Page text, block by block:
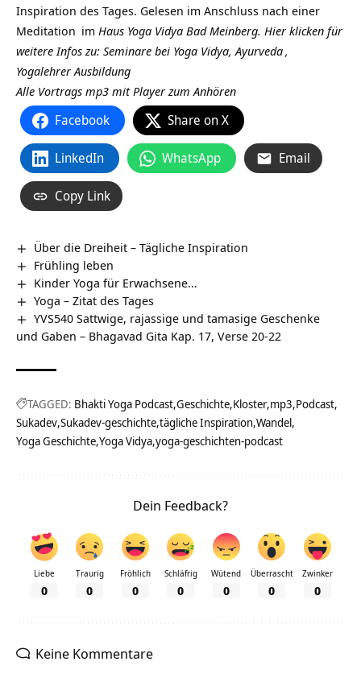
Inspiration des Tages. Gelesen im Anschluss nach einer
Meditation im Haus Yoga Vidya Bad Meinberg. Hier klicken für
weitere Infos zu: Seminare bei Yoga Vidya,Ayurveda,
Yogalehrer Ausbildung
Alle Vortrags mp3 mit Player zum Anhören
Facebook Share on X
LinkedIn WhatsApp Email
Copy Link
Über die Dreiheit – Tägliche Inspiration
Frühling leben
Kinder Yoga für Erwachsene…
Yoga – Zitat des Tages
YVS540 Sattwige, rajassige und tamasige Geschenke
und Gaben – Bhagavad Gita Kap. 17, Verse 20-22
TAGGED: Bhakti Yoga Podcast Geschichte Kloster mp3 Podcast
Sukadev Sukadev-geschichte tägliche Inspiration Wandel
Yoga Geschichte Yoga Vidya yoga-geschichten-podcast
Dein Feedback?
Liebe
0
Traurig
0
Fröhlich
0
Schläfrig
0
Wütend
0
Überrascht
0
Zwinker
0
Keine Kommentare